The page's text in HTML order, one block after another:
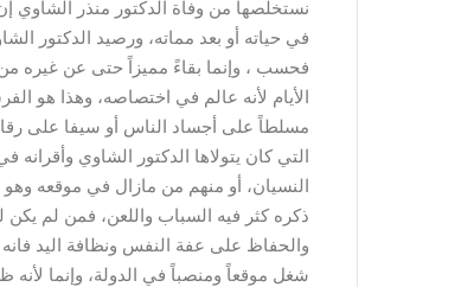
نستخلصها من وفاة الدكتور منذر الشاوي
في حياته أو بعد مماته، ورصيد الدكتور
فحسب ، وإنما بقاءً مميزاً حتى عن غيره
الأيام لأنه عالم في اختصاصه، وهذا هو
التي كان يتولاها الدكتور الشاوي
النسيان، أو منهم من مازال في موقعه
ذكره كثر فيه السباب واللعن، فمن لم
والحفاظ على عفة النفس ونظافة اليد فانه
شغل موقعاً ومنصباً في الدولة، وإنما لأنه